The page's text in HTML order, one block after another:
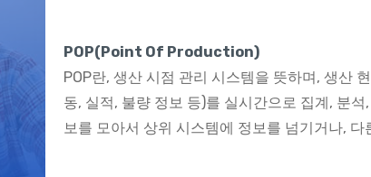
POP(Point Of Production)
POP란, 생산 시점 관리 시스템을 뜻하며, 생산
동, 실적, 불량 정보 등)를 실시간으로 집계, 분
보를 모아서 상위 시스템에 정보를 넘기거나,